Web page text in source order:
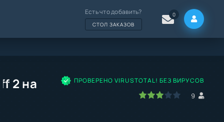
Есть что добавить?
СТОЛ ЗАКАЗОВ
0
2 на
ПРОВЕРЕНО VIRUSTOTAL! БЕЗ ВИРУСОВ
9